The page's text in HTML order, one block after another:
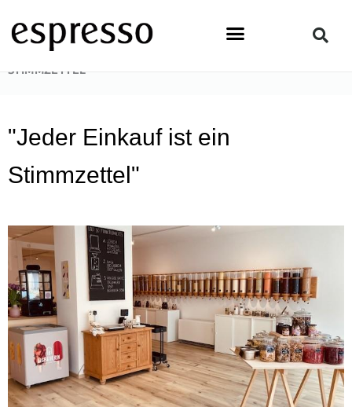
Inhalt
springen
STARTSEITE
STIMMZETTEL“
"Jeder Einkauf ist ein
Stimmzettel"